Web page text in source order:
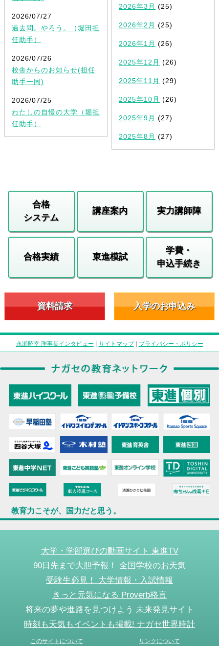
2026/07/27
過去問。やろう。（堀田担
任助手）
2026/07/26
校舎からのお知らせ(担任
助手一同)
2026/07/25
わたしの自慢の大学（堀担
任助手）
2026年3月 (25)
2026年2月 (25)
2026年1月 (26)
2025年12月 (26)
2025年11月 (29)
2025年10月 (26)
2025年9月 (27)
2025年8月 (27)
合格
システム
講座案内 実力講師陣
合格実績 東進模試
学費・
申込手続き
資料請求 入学のお申込み
永瀬昭幸 理事長インタビュー | サイトマップ| プライバシー・ポリシー
教育力こそが、国力だと思う。
大学・学部選びの動画サイト 東進TV
90日先まで大胆予報！ 全国学校のお天気
受験生必見！ 大学情報・入試情報
きっと元気になる Proverb格言
将来の夢や進路を見つけよう 未来発見サイト
時刻も天気もイベントも掲載! ナガセ世界時計
このサイトについて リンクについて